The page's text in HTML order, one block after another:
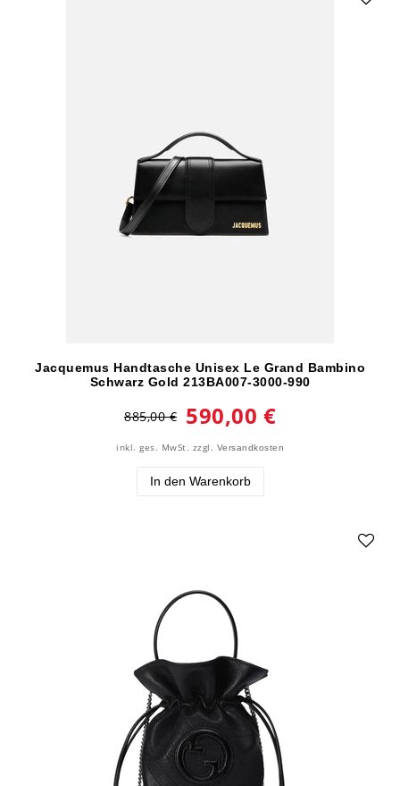
Jacquemus Handtasche Unisex Le Grand Bambino
Schwarz Gold 213BA007-3000-990
885,00 € 590,00 €
inkl. ges. MwSt. zzgl. Versandkosten
In den Warenkorb